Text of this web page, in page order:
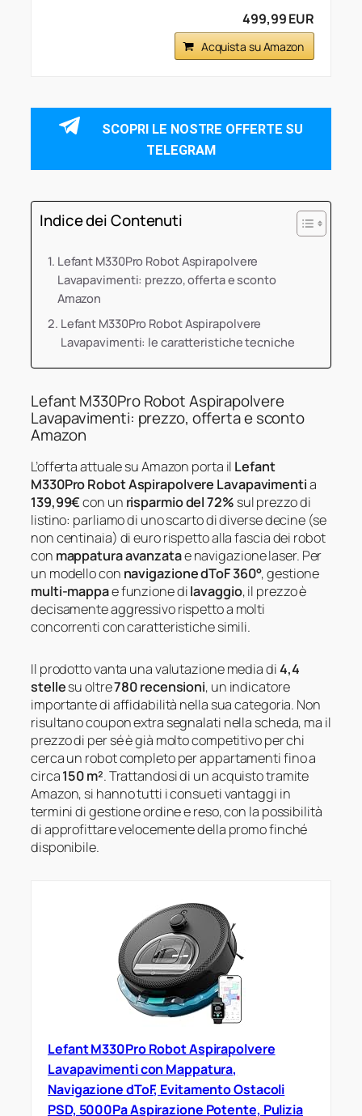
499,99 EUR
Acquista su Amazon
SCOPRI LE NOSTRE OFFERTE SU
TELEGRAM
Indice dei Contenuti
Lefant M330Pro Robot Aspirapolvere
Lavapavimenti: prezzo, offerta e sconto
Amazon
Lefant M330Pro Robot Aspirapolvere
Lavapavimenti: le caratteristiche tecniche
Lefant M330Pro Robot Aspirapolvere
Lavapavimenti: prezzo, offerta e sconto
Amazon
L’offerta attuale su Amazon porta il Lefant
M330Pro Robot Aspirapolvere Lavapavimentia
139,99€con un risparmio del 72% sul prezzo di
listino: parliamo di uno scarto di diverse decine (se
non centinaia) di euro rispetto alla fascia dei robot
con mappatura avanzatae navigazione laser. Per
un modello con navigazione dToF 360°, gestione
multi-mappae funzione dilavaggio, il prezzo è
decisamente aggressivo rispetto a molti
concorrenti con caratteristiche simili.
Il prodotto vanta una valutazione media di4,4
stellesu oltre780 recensioni, un indicatore
importante di affidabilità nella sua categoria. Non
risultano coupon extra segnalati nella scheda, ma il
prezzo di per sé è già molto competitivo per chi
cerca un robot completo per appartamenti fino a
circa150 m². Trattandosi di un acquisto tramite
Amazon, si hanno tutti i consueti vantaggi in
termini di gestione ordine e reso, con la possibilità
di approfittare velocemente della promo finché
disponibile.
Lefant M330Pro Robot Aspirapolvere
Lavapavimenti con Mappatura,
Navigazione dToF, Evitamento Ostacoli
PSD, 5000Pa Aspirazione Potente, Pulizia